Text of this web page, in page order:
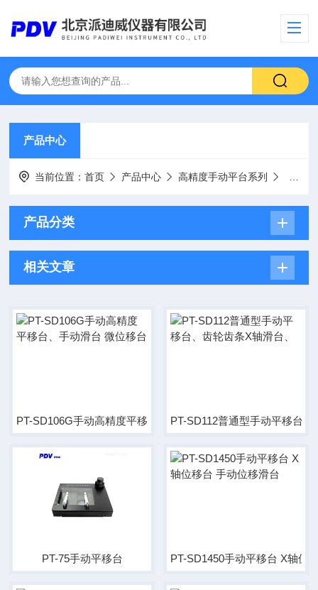
产品中心
当前位置：首页 产品中心 高精度手动平台系列
产品分类
相关文章
PT-SD106G手动高精度平移台、手动滑台 微位移台
PT-SD112普通型手动平移台
PT-75手动平移台 PT-SD1450手动平移台 X轴位